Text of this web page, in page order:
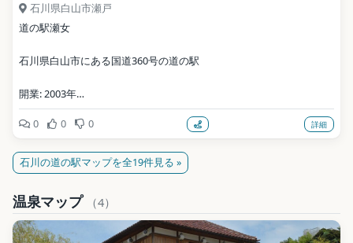
石川県白山市瀬戸
道の駅瀬女
石川県白山市にある国道360号の道の駅
開業: 2003年
公式サイト: https://city-
hakusan.com/shopping/road_station_sena/
写真: Platywood / CC BY-SA 3.0（Wikimedia Commons）
地点データ: Wikidata (CC0)
0 0 0 詳細
石川の道の駅マップを全19件見る »
温泉マップ （4）